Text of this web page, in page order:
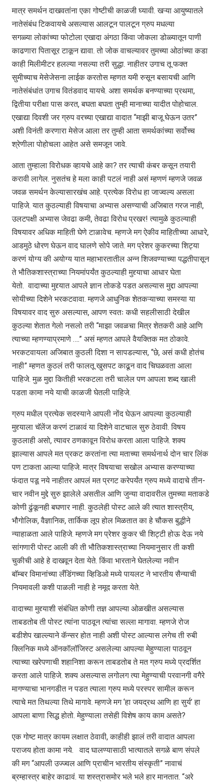
मात्र समर्थन दाखवतांना एका गोष्टीची काळजी घ्यावी. खऱ्या आयुष्यातले
नातेसंबंध टिकवायचे असल्यास आलटून पालटून ग्रुप मधल्या
सगळ्या लोकांच्या फोटोला एखादा अंगठा किंवा जोकला डोळ्यातून पाणी
काढणारा पितासूर टाकून द्यावा. तो जोक वाचल्यावर तुमच्या ओठांच्या कडा
काही मिलीमीटर हलल्या नसल्या तरी सुद्धा. नाहीतर उगाच तू फक्त
सुमीच्याच मेसेजेसना लाईक करतोस म्हणत यमी रुसून बसायची आणि
नातेसंबंधांत उगाच वितंडवाद यायचे. अशा समर्थक बनण्याच्या प्रथमा,
द्वितीया परीक्षा पास करत, बघता बघता तुम्ही मानाच्या यादीत पोहोचाल.
एखाद्या दिवशी जर ग्रुप वरच्या एखाद्या वादात “माझी बाजू घेऊन उतर”
अशी विनंती करणारा मेसेज आला तर तुम्ही आता समर्थकांच्या सर्वोच्च
श्रेणीला पोहोचला आहेत असे समजून जावे.
आता तुम्हाला विरोधक व्हायचे आहे का? तर त्याची कंबर कसून तयारी
करावी लागेल. नुसतंच हे मला काही पटलं नाही असं म्हणणं म्हणजे जवळ
जवळ समर्थन केल्यासारखंच आहे. प्रत्येक विरोध हा जाज्वल्य असला
पाहिजे. यात कुठल्याही विषयाचा अभ्यास असण्याची अजिबात गरज नाही,
उलटपक्षी अभ्यास जेवढा कमी, तेवढा विरोध प्रखर! त्यामुळे कुठल्याही
विषयावर अधिक माहिती घेणे टाळावेच. म्हणजे मग ऐकीव माहितीच्या आधारे,
आडमुठे धोरण घेऊन वाद घालणे सोपे जाते. मग प्रेशर कुकरच्या शिट्या
करणं योग्य की अयोग्य यात महाभारतातील अन्न शिजवण्याच्या पद्धतीपासून
ते भौतिकशास्त्राच्या नियमांपर्यंत कुठल्याही मुद्द्याचा आधार घेता
येतो. वादाच्या मुद्द्यात आपले ज्ञान तोकडे पडत असल्यास मुद्दा आपल्या
सोयीच्या दिशेने भरकटवावा. म्हणजे आधुनिक शेतकऱ्याच्या समस्या या
विषयावर वाद सुरु असल्यास, आपण स्वतः कधी सहलीसाठी देखील
कुठल्या शेतात गेलो नसलो तरी “माझा जवळचा मित्र शेतकरी आहे आणि
त्याच्या म्हणण्याप्रमाणे ….” असं म्हणत आपले वैयक्तिक मत ठोकावे.
भरकटवायला अजिबात कुठली दिशा न सापडल्यास, “छे, असं कधी होतंच
नाही” म्हणत कुठलं तरी फालतू खुसपट काढून वाद चिघळवता आला
पाहिजे. मुळ मुद्दा कितीही भरकटला तरी चालेल पण आपला शब्द खाली
पडता कामा नये याची काळजी घेतली पाहिजे.
ग्रुप मधील प्रत्येक सदस्याने आपली नोंद घेऊन आपल्या कुठल्याही
मुद्द्याला चॅलेंज करणं टाळावं या दिशेने वाटचाल सुरु ठेवावी. विषय
कुठलाही असो, त्यावर ठणकावून विरोध करता आला पाहिजे. शक्य
झाल्यास आपले मत प्रकट करतांना त्या मताच्या समर्थनार्थ दोन चार लिंक
पण टाकता आल्या पाहिजे. मात्र विषयाचा सखोल अभ्यास करण्याच्या
फंदात पडू नये नाहीतर आपलं मत प्रगट करेपर्यंत ग्रुप मध्ये वादाचे तीन-
चार नवीन मुद्दे सुरु झालेले असतील आणि जुन्या वादावरील तुमच्या मताकडे
कोणी ढुंकूनही बघणार नाही. कुठलेही पोस्ट आले की त्यात शास्त्रीय,
भौगोलिक, वैज्ञानिक, तार्किक लूप होल मिळतात का हे चौकस बुद्धीने
न्याहाळता आले पाहिजे. म्हणजे मग प्रेशर कुकर ची शिट्टी होऊ देऊ नये
सांगणारी पोस्ट आली की ती भौतिकशास्त्राच्या नियमानुसार ती कशी
चुकीची आहे हे दाखवून देता येते. किंवा भारताने घेतलेल्या नवीन
बॉम्बर विमानांच्या लँडिंगच्या व्हिडिओ मध्ये पायलट ने भारतीय सैन्याची
नियमावली कशी पाळली नाही हे नमूद करता येते.
वादाच्या मुद्द्याशी संबंधित कोणी तज्ञ आपल्या ओळखीत असल्यास
ताबडतोब ती पोस्ट त्यांना पाठवून त्यांचा सल्ला मागावा. म्हणजे रोज
बडीशेप खाल्ल्याने कॅन्सर होत नाही अशी पोस्ट आल्यास लगेच ती रुबी
क्लिनिक मध्ये ऑनकॉलॉजिस्ट असलेल्या आपल्या मेहुण्याला पाठवून
त्याच्या खरेपणाची शहानिशा करून ताबडतोब ते मत ग्रुप मध्ये प्रदर्शित
करता आले पाहिजे. शक्य असल्यास लगोलग त्या मेहुण्याची परवानगी वगैरे
मागण्याचा भानगडीत न पडत त्याला ग्रुप मध्ये परस्पर सामील करून
त्याचे मत तिथल्या तिथे मागावे. म्हणजे मग ‘हा जयद्रथ आणि हा सुर्य’ हा
आपला बाणा सिद्ध होतो. मेहुण्याला तसेही विशेष काय काम असते?
एक गोष्ट मात्र कायम लक्षात ठेवावी, काहीही झालं तरी वादात आपला
पराजय होता कामा नये. वाद घालण्यासाठी भात्यातले सगळे बाण संपले
की मग “आपली उज्ज्वल आणि प्राचीन भारतीय संस्कृती” नावाचं
ब्रम्हास्त्र बाहेर काढावं. या शस्त्रासमोर भले भले हार मानतात. “अरे